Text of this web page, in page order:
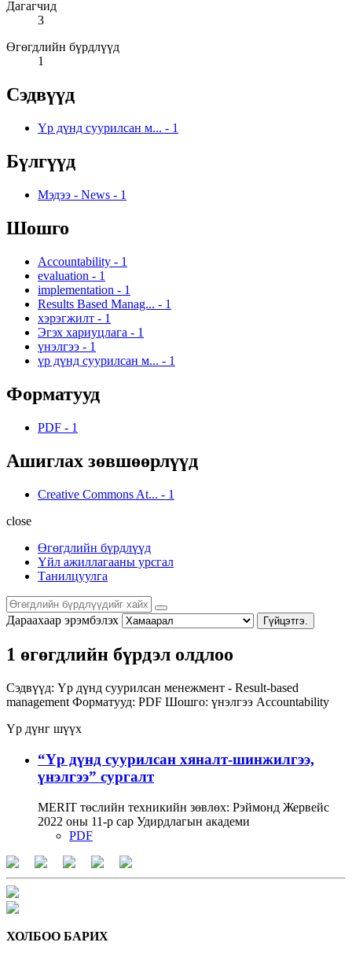
Дагагчид
3
Өгөгдлийн бүрдлүүд
1
Сэдвүүд
Үр дүнд суурилсан м... - 1
Бүлгүүд
Мэдээ - News - 1
Шошго
Accountability - 1
evaluation - 1
implementation - 1
Results Based Manag... - 1
хэрэгжилт - 1
Эгэх хариуцлага - 1
үнэлгээ - 1
үр дүнд суурилсан м... - 1
Форматууд
PDF - 1
Ашиглах зөвшөөрлүүд
Creative Commons At... - 1
close
Өгөгдлийн бүрдлүүд
Үйл ажиллагааны урсгал
Танилцуулга
Дараахаар эрэмбэлэх Гүйцэтгэ.
1 өгөгдлийн бүрдэл олдлоо
Сэдвүүд: Үр дүнд суурилсан менежмент - Result-based
management Форматууд: PDF Шошго: үнэлгээ Accountability
Үр дүнг шүүх
“Үр дүнд суурилсан хяналт-шинжилгээ,
үнэлгээ” сургалт
MERIT төслийн техникийн зөвлөх: Рэймонд Жервейс
2022 оны 11-р сар Удирдлагын академи
PDF
ХОЛБОО БАРИХ